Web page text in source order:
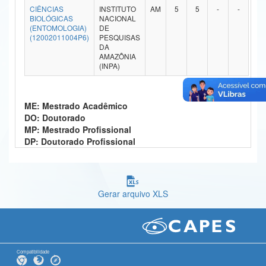
Ministério da Ciência, Tecnologia, Inovações e Comunicações
Ministério do Meio Ambiente
Controladoria-Geral da União
Ministério da Mulher, da Família e dos Direitos Humanos
Banco Central do Brasil
CIÊNCIAS
BIOLÓGICAS
(ENTOMOLOGIA)
(12002011004P6)
INSTITUTO
NACIONAL
DE
PESQUISAS
DA
AMAZÔNIA
(INPA)
AM 5 5 - -
ME: Mestrado Acadêmico
DO: Doutorado
MP: Mestrado Profissional
DP: Doutorado Profissional
Gerar arquivo XLS
Compatibilidade